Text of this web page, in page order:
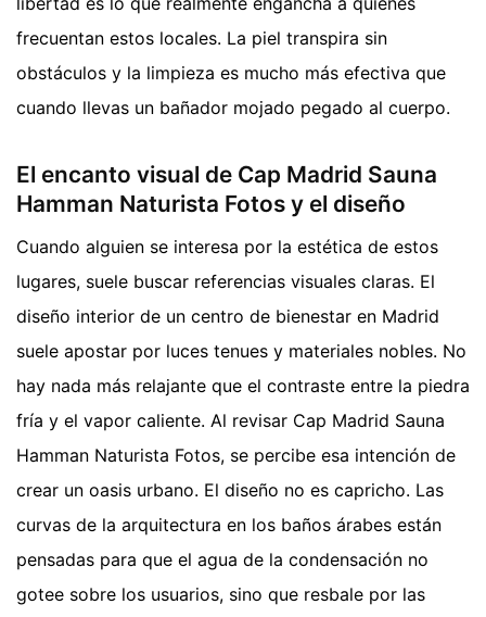
frecuentan estos locales. La piel transpira sin
obstáculos y la limpieza es mucho más efectiva que
cuando llevas un bañador mojado pegado al cuerpo.
El encanto visual de Cap Madrid Sauna
Hamman Naturista Fotos y el diseño
Cuando alguien se interesa por la estética de estos
lugares, suele buscar referencias visuales claras. El
diseño interior de un centro de bienestar en Madrid
suele apostar por luces tenues y materiales nobles. No
hay nada más relajante que el contraste entre la piedra
fría y el vapor caliente. Al revisar Cap Madrid Sauna
Hamman Naturista Fotos, se percibe esa intención de
crear un oasis urbano. El diseño no es capricho. Las
curvas de la arquitectura en los baños árabes están
pensadas para que el agua de la condensación no
gotee sobre los usuarios, sino que resbale por las